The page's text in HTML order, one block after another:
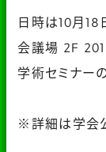
日時は10月18
会議場 2F 201
学術セミナー
※詳細は学会